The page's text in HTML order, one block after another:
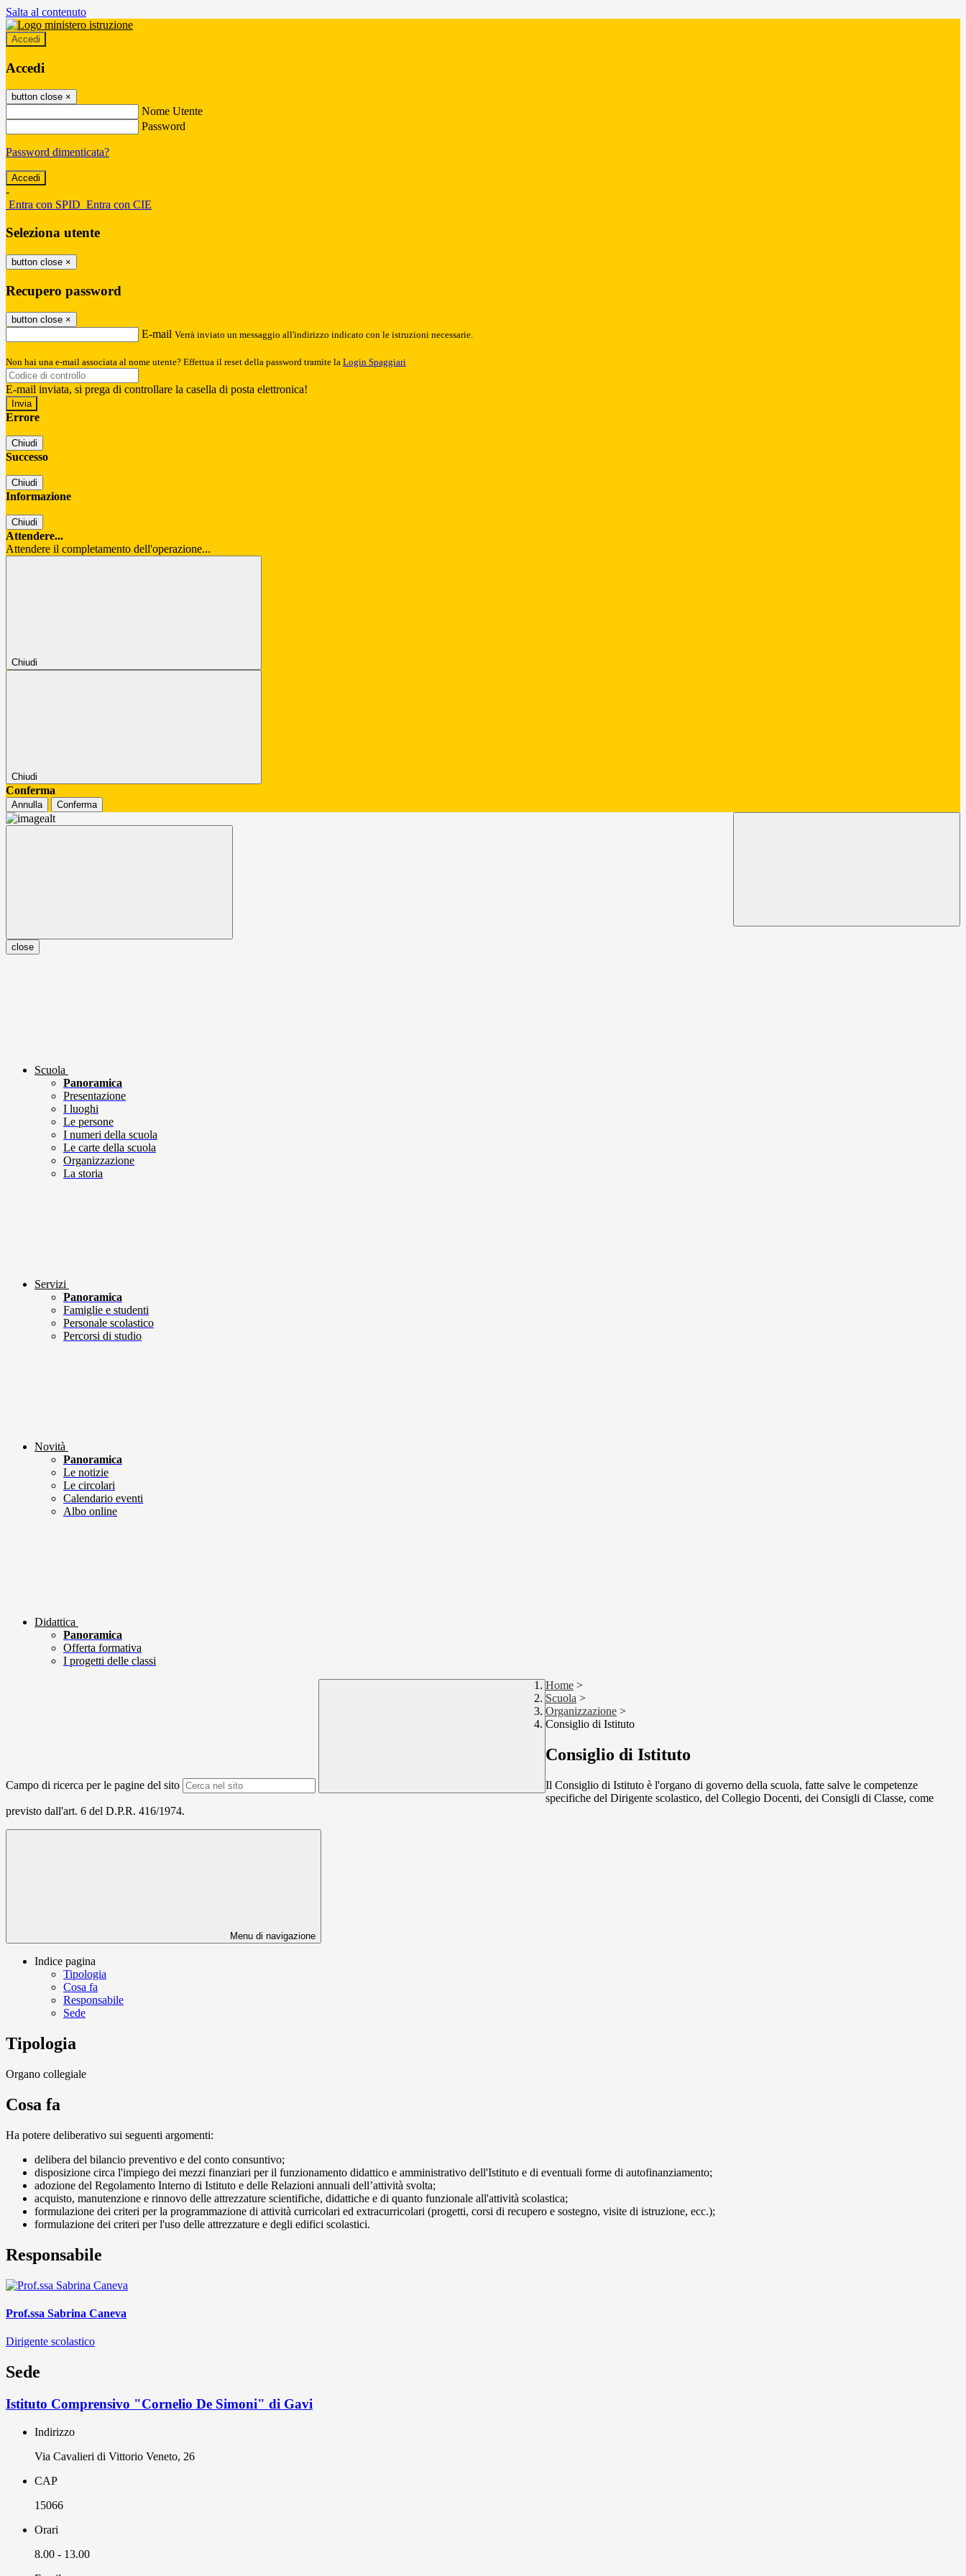
Salta al contenuto
Accedi
Accedi
button close ×
Nome Utente
Password
Password dimenticata?
-
Entra con SPID Entra con CIE
Seleziona utente
button close ×
Recupero password
button close ×
E-mail Verrà inviato un messaggio all'indirizzo indicato con le istruzioni necessarie.
Non hai una e-mail associata al nome utente? Effettua il reset della password tramite la Login Spaggiari
E-mail inviata, si prega di controllare la casella di posta elettronica!
Errore
Chiudi
Successo
Chiudi
Informazione
Chiudi
Attendere...
Attendere il completamento dell'operazione...
Chiudi
Chiudi
Conferma
Annulla Conferma
close
Scuola
Panoramica
Presentazione
I luoghi
Le persone
I numeri della scuola
Le carte della scuola
Organizzazione
La storia
Servizi
Panoramica
Famiglie e studenti
Personale scolastico
Percorsi di studio
Novità
Panoramica
Le notizie
Le circolari
Calendario eventi
Albo online
Didattica
Panoramica
Offerta formativa
I progetti delle classi
Campo di ricerca per le pagine del sito
Home >
Scuola >
Organizzazione >
Consiglio di Istituto
Consiglio di Istituto
Il Consiglio di Istituto è l'organo di governo della scuola, fatte salve le competenze
specifiche del Dirigente scolastico, del Collegio Docenti, dei Consigli di Classe, come
previsto dall'art. 6 del D.P.R. 416/1974.
Menu di navigazione
Indice pagina
Tipologia
Cosa fa
Responsabile
Sede
Tipologia
Organo collegiale
Cosa fa
Ha potere deliberativo sui seguenti argomenti:
delibera del bilancio preventivo e del conto consuntivo;
disposizione circa l'impiego dei mezzi finanziari per il funzionamento didattico e amministrativo dell'Istituto e di eventuali forme di autofinanziamento;
adozione del Regolamento Interno di Istituto e delle Relazioni annuali dell’attività svolta;
acquisto, manutenzione e rinnovo delle attrezzature scientifiche, didattiche e di quanto funzionale all'attività scolastica;
formulazione dei criteri per la programmazione di attività curricolari ed extracurricolari (progetti, corsi di recupero e sostegno, visite di istruzione, ecc.);
formulazione dei criteri per l'uso delle attrezzature e degli edifici scolastici.
Responsabile
Prof.ssa Sabrina Caneva
Dirigente scolastico
Sede
Istituto Comprensivo "Cornelio De Simoni" di Gavi
Indirizzo
Via Cavalieri di Vittorio Veneto, 26
CAP
15066
Orari
8.00 - 13.00